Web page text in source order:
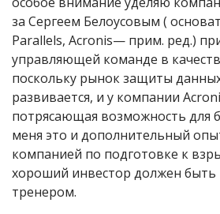
за Сергеем Белоусовым (
Parallels, Acronis— прим. ред.)
управляющей команде в
поскольку рынок защиты
развивается, и у компании
потрясающая возможность для
меня это и дополнительный
компанией по подготовке к
хороший инвестор должен
тренером.